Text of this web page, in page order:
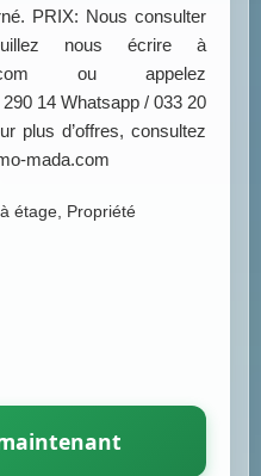
PRIX: Nous consulter
nous écrire à
ou appelez
14 Whatsapp / 033 20
plus d’offres, consultez
mada.com
étage, Propriété